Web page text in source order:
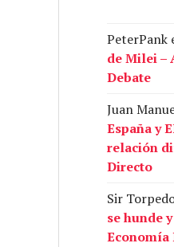
PeterPank
de Milei –
Debate
Juan
España y
relación
Directo
Sir
se hunde
Economía